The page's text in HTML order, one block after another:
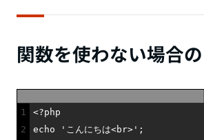
関数を使わない場合
1
2
<?php
echo
'こんにちは<br>' ;